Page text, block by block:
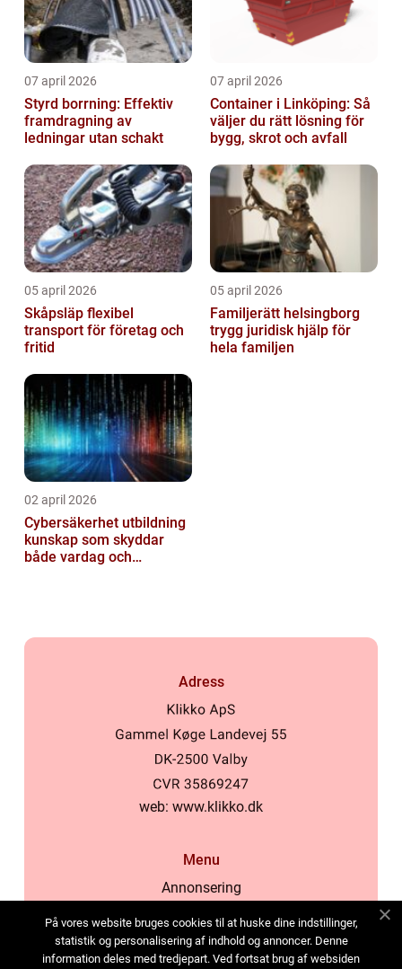
07 april 2026
Styrd borrning: Effektiv
framdragning av
ledningar utan schakt
07 april 2026
Container i Linköping: Så
väljer du rätt lösning för
bygg, skrot och avfall
05 april 2026
Skåpsläp flexibel
transport för företag och
fritid
05 april 2026
Familjerätt helsingborg
trygg juridisk hjälp för
hela familjen
02 april 2026
Cybersäkerhet utbildning
kunskap som skyddar
både vardag och
Adress
web: www.klikko.dk
Menu
Annonsering
Cookies
Kontakta oss
På vores website bruges cookies til at huske dine indstillinger,
statistik og personalisering af indhold og annoncer. Denne
information deles med tredjepart. Ved fortsat brug af websiden